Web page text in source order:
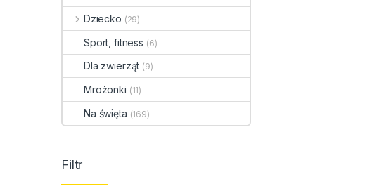
Dziecko (29)
Sport, fitness (6)
Dla zwierząt (9)
Mrożonki (11)
Na święta (169)
Filtr